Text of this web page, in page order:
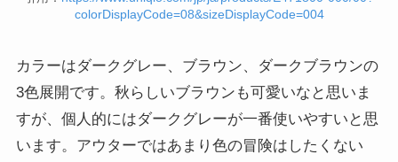
colorDisplayCode=08&sizeDisplayCode=004
カラーはダークグレー、ブラウン、ダークブラウンの
3色展開です。秋らしいブラウンも可愛いなと思いま
すが、個人的にはダークグレーが一番使いやすいと思
います。アウターではあまり色の冒険はしたくない